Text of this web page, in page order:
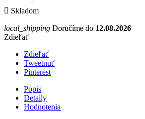
 Skladom
local_shipping Doručíme do 12.08.2026
Zdieľať
Zdieľať
Tweetnuť
Pinterest
Popis
Detaily
Hodnotenia